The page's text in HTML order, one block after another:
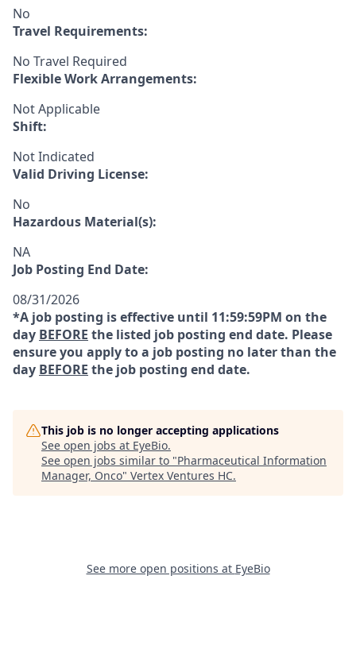
No
Travel Requirements:
No Travel Required
Flexible Work Arrangements:
Not Applicable
Shift:
Not Indicated
Valid Driving License:
No
Hazardous Material(s):
NA
Job Posting End Date:
08/31/2026
*A job posting is effective until 11:59:59PM on the
day BEFORE the listed job posting end date. Please
ensure you apply to a job posting no later than the
day BEFORE the job posting end date.
This job is no longer accepting applications
See open jobs at EyeBio.
See open jobs similar to "Pharmaceutical Information
Manager, Onco" Vertex Ventures HC.
See more open positions at EyeBio